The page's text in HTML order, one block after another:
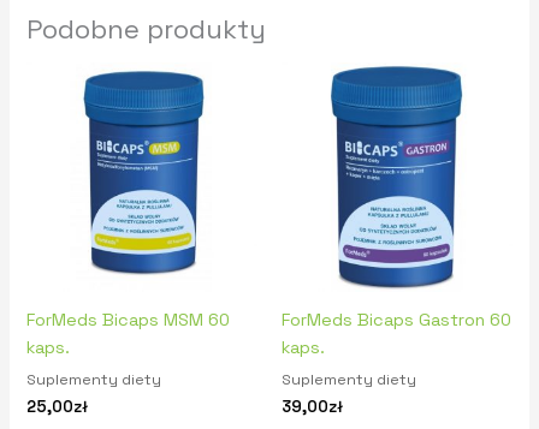
Podobne produkty
ForMeds Bicaps MSM 60
kaps.
Suplementy diety
25,00zł
ForMeds Bicaps Gastron 60
kaps.
Suplementy diety
39,00zł